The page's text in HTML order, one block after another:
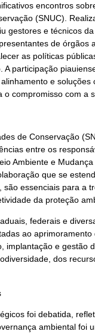
encontros
(SNUC).
gestores e técnicos
de órgãos
as políticas
participação
e
o compromisso com a
de Conservação
entre os
Ambiente e
que se
essenciais para a
da proteção
federais e
ao aprimoramento
implantação e gestão
dos
foi debatida,
ambiental foi